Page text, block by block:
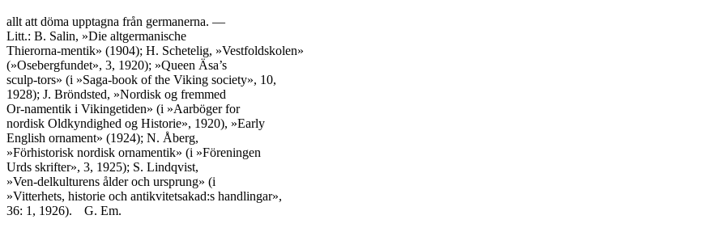
allt att döma upptagna från germanerna. —
Litt.: B. Salin, »Die altgermanische
Thierorna-mentik» (1904); H. Schetelig, »Vestfoldskolen»
(»Osebergfundet», 3, 1920); »Queen Äsa’s
sculp-tors» (i »Saga-book of the Viking society», 10,
1928); J. Bröndsted, »Nordisk og fremmed
Or-namentik i Vikingetiden» (i »Aarböger for
nordisk Oldkyndighed og Historie», 1920), »Early
English ornament» (1924); N. Åberg,
»Förhistorisk nordisk ornamentik» (i »Föreningen
Urds skrifter», 3, 1925); S. Lindqvist,
»Ven-delkulturens ålder och ursprung» (i
»Vitterhets, historie och antikvitetsakad:s handlingar»,
36: 1, 1926).	G. Em.